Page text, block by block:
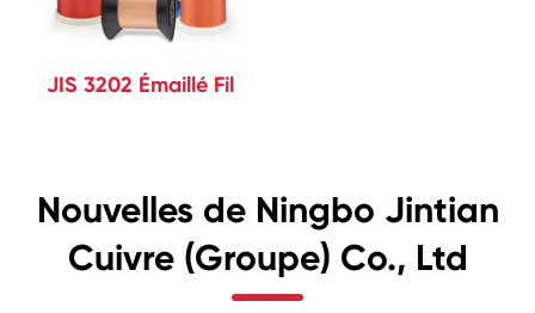
JIS 3202 Émaillé Fil
Nouvelles de Ningbo Jintian
Cuivre (Groupe) Co., Ltd